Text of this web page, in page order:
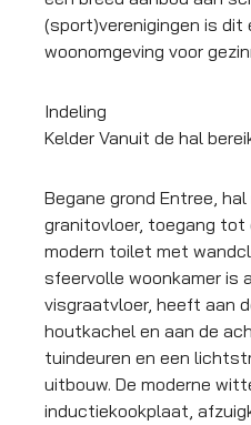
(sport)verenigingen is dit
woonomgeving voor
Indeling
Kelder Vanuit de hal
Begane grond Entree,
granitovloer, toegang tot
modern toilet met
sfeervolle woonkamer is
visgraatvloer, heeft aan
houtkachel en aan de
tuindeuren en een
uitbouw. De moderne
inductiekookplaat,